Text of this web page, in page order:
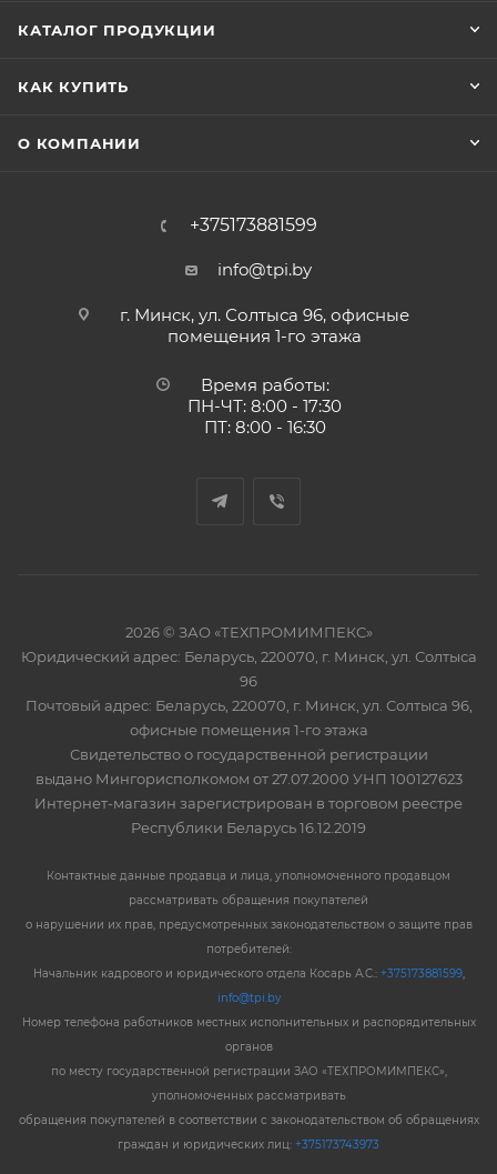
КАТАЛОГ ПРОДУКЦИИ
КАК КУПИТЬ
О КОМПАНИИ
+375173881599
info@tpi.by
г. Минск, ул. Солтыса 96, офисные
помещения 1-го этажа
Время работы:
ПН-ЧТ: 8:00 - 17:30
ПТ: 8:00 - 16:30
2026 © ЗАО «ТЕХПРОМИМПЕКС»
Юридический адрес: Беларусь, 220070, г. Минск, ул. Солтыса
96
Почтовый адрес: Беларусь, 220070, г. Минск, ул. Солтыса 96,
офисные помещения 1-го этажа
Свидетельство о государственной регистрации
выдано Мингорисполкомом от 27.07.2000 УНП 100127623
Интернет-магазин зарегистрирован в торговом реестре
Республики Беларусь 16.12.2019
Контактные данные продавца и лица, уполномоченного продавцом
рассматривать обращения покупателей
о нарушении их прав, предусмотренных законодательством о защите прав
потребителей:
Начальник кадрового и юридического отдела Косарь А.С.: +375173881599,
info@tpi.by
Номер телефона работников местных исполнительных и распорядительных
органов
по месту государственной регистрации ЗАО «ТЕХПРОМИМПЕКС»,
уполномоченных рассматривать
обращения покупателей в соответствии с законодательством об обращениях
граждан и юридических лиц: +375173743973